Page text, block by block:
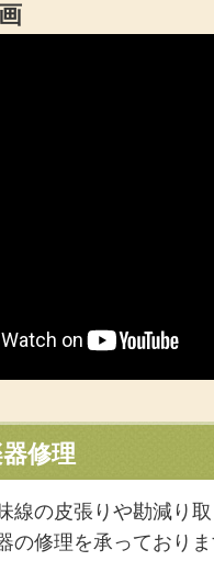
修理
線の皮張りや勘減り
の修理を承っておりま